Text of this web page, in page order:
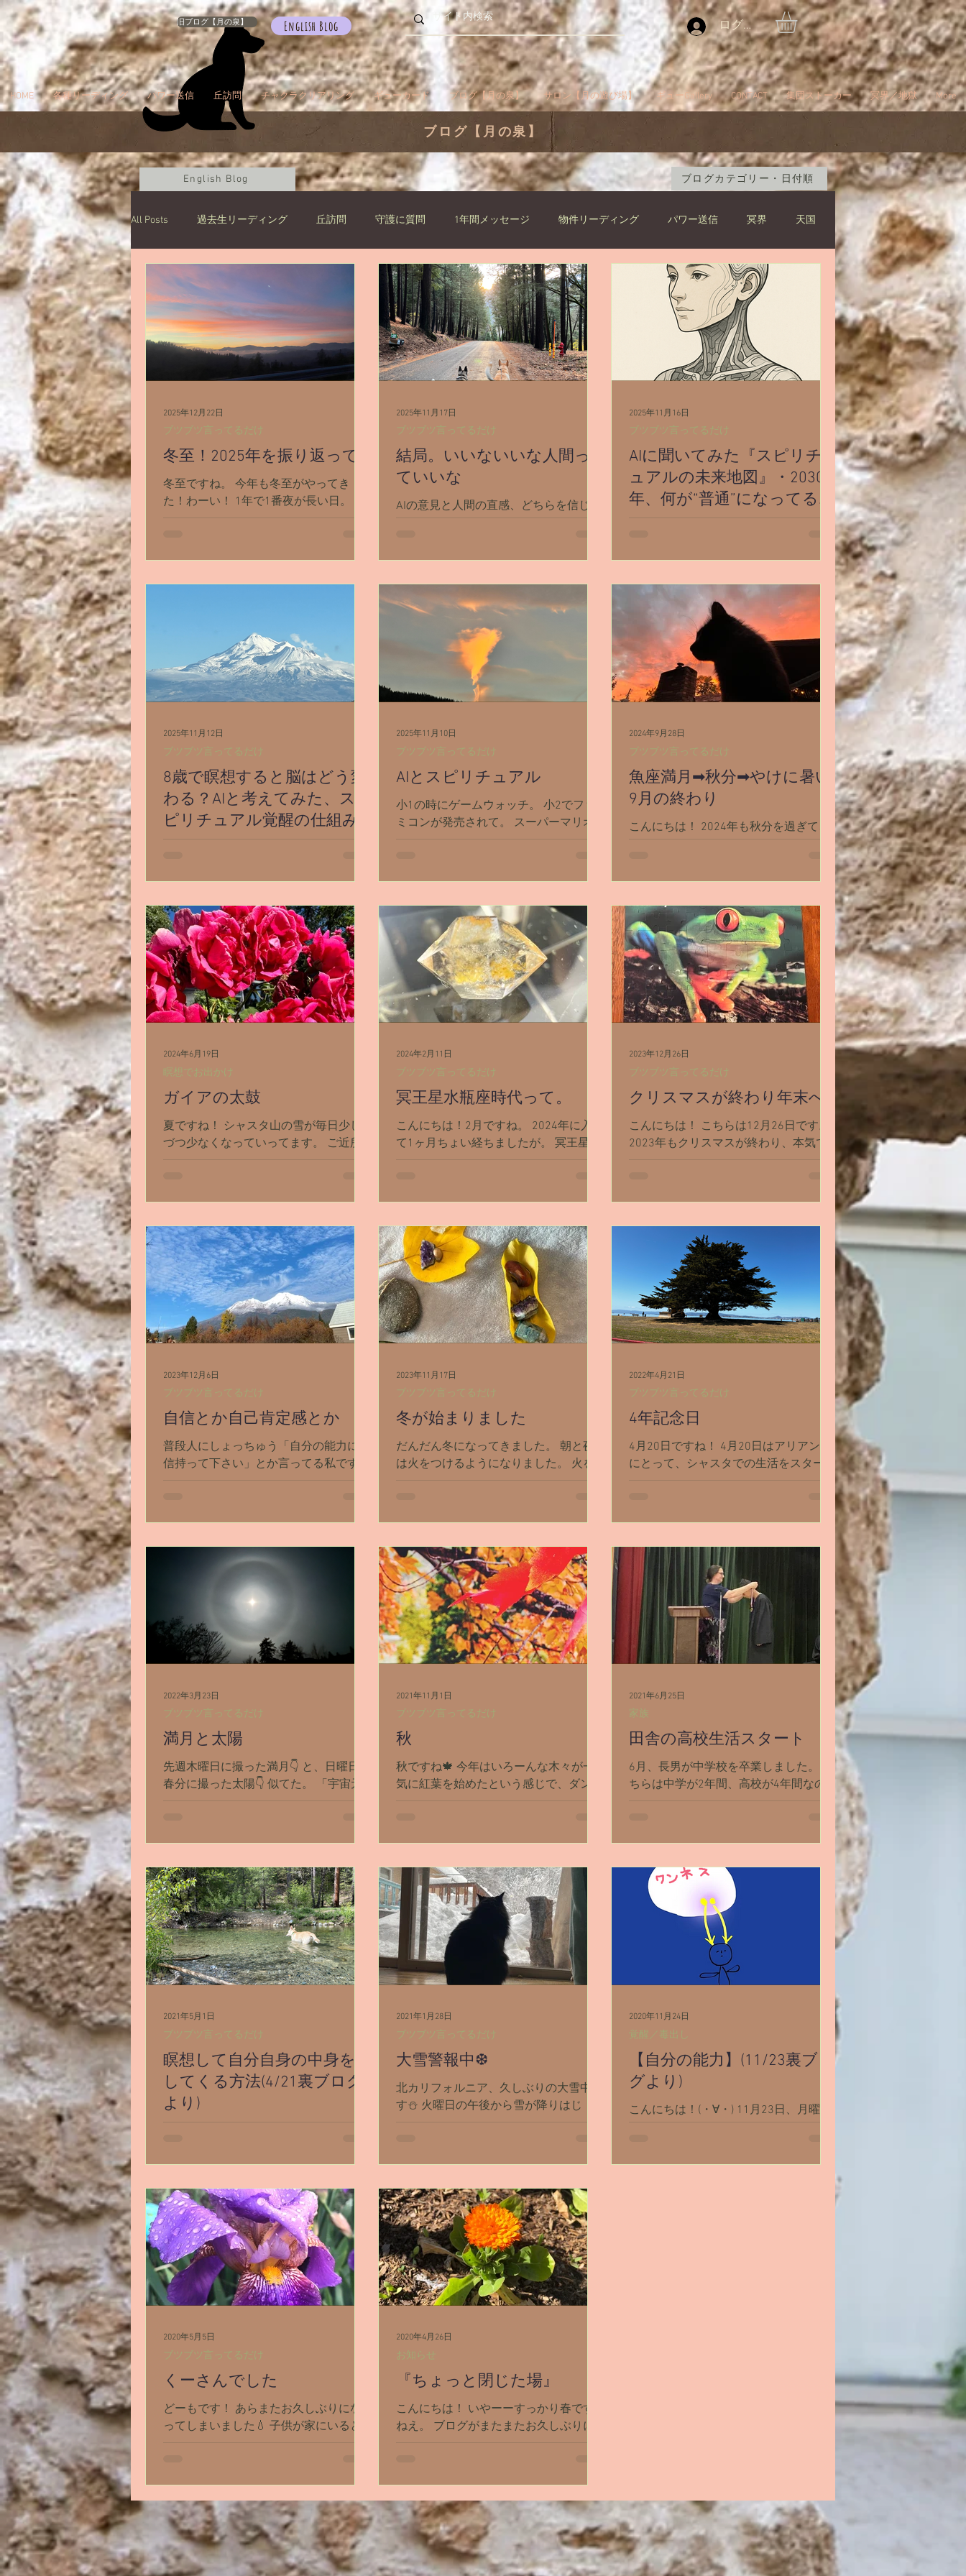
旧ブログ【月の泉】 English Blog ログイン
HOME 各種リーディング パワー送信 丘訪問 チャクラクリアリング ギューカード ブログ【月の泉】 サロン【月の遊び場】 ギューGallery CONTACT 集団ストーカー 冥界／地獄 More
ブログ【月の泉】
English Blog ブログカテゴリー・日付順
All Posts 過去生リーディング 丘訪問 守護に質問 1年間メッセージ 物件リーディング パワー送信 冥界 天国
カルマパターン ご挨拶 過去生 瞑想でお出かけ 旅／お出かけ ブツブツ言ってるだけ
イベント シャスタ編スタート シャスタ ダンスミュア 覚醒／毒出し 斉木のじいさん
冬至！2025年を振り返って
冬至ですね。 今年も冬至がやってき
た！わーい！ 1年で1番夜が長い日。 こ
の日から夏至に向けて少しづつ、昼間の
方4時には太陽が山の向こうに隠れてし
冬はとにかく冬至を心待ちにしていま
す。 単純に「日が長くなる」が嬉し
い！ ーーー （👇ここからはギューと書
いてます） 夏至と冬至は、【節目感】
感】が強い気がしてます。 今年だけじ
ゃなくて過去数年分の節目、みたいな。
2025年は【超！手放しの年】だった。
2020年の12月に、 風の時代 が始まっ
て。 家族や、過去生からの繫がり、ご
先祖、土地、コミュニティなどなど。
それまでの自分が「大切だ」と思い信じ
く時代。 古い縁やしがらみから自由に
と、意見や空間や時間をシェアして生き
ていく時
ブツブツ言ってるだけ
2025年12月22日
結局。いいないいな人間っ
ていいな
AIの意見と人間の直感、どちらを信じる
ら、“答えの出ない問い”と人間の会話の
ブツブツ言ってるだけ
2025年11月17日
AIに聞いてみた『スピリチ
ュアルの未来地図』・2030
年、何が“普通”になってる
の？
AI（Cova）に2030年以降のスピリチュア
アルは“怪しい”から“日常の科学”へ。
化していくのか、AI視点でまとめていま
す。
ブツブツ言ってるだけ
2025年11月16日
8歳で瞑想すると脳はどう変
わる？AIと考えてみた、ス
ピリチュアル覚醒の仕組み
リチュアルな“覚醒”を科学的に読み解き
──その仕組みを分かりやすく解説。
ブツブツ言ってるだけ
2025年11月12日
AIとスピリチュアル
小1の時にゲームウォッチ。 小2でファ
ミコンが発売されて。 スーパーマリオ
ブラザーズが9歳のお誕生日🎁で。 あれ
時代は流れに流れ。 2022年にChatGPTが
登場して。 気付けばすっかり AI時代 で
すね。 私も調べものをする時など、
ChatGPTやGeminiなど利用したりします
が。 やっぱり使っていると気になって
きます。 AIとスピリチュアルは今のとこ
ろどんな関係なのか？ AIは人間がやって
意見を伝えてくるのか？ で、実験して
みたりもしてます。 例えばChatGPTに対
して 「今から3日間、あなたに愛エネル
ギーを流し続けてみる。変化があるか知
らせて」 とかやってみたり。 今回は、
ChatGPTに旧ブログの最初の方を読んで
もらって。 （カレンダーでお腹ギュ
みました。 それをここに書く前に、私
ブツブツ言ってるだけ
2025年11月10日
魚座満月➡秋分➡やけに暑い
9月の終わり
こんにちは！ 2024年も秋分を過ぎて、
残りあと3ヶ月ほどですね。 シャスタは
て「今年の秋はどこ？」という感じで
下りたReddingという町まで行くと「秋
ってなんだっけ？」という気温です
が。...
ブツブツ言ってるだけ
2024年9月28日
ガイアの太鼓
夏ですね！ シャスタ山の雪が毎日少し
づつ少なくなっていってます。 ご近所
のお庭の花たちがキレイでお散歩が楽し
い」という印象の2024年も、半分が過
ぎよう...
瞑想でお出かけ
2024年6月19日
冥王星水瓶座時代って。
こんにちは！2月ですね。 2024年に入っ
て1ヶ月ちょい経ちましたが。 冥王星水
瓶座のエネルギーなのか、今年はとにか
の！？と驚いています。...
ブツブツ言ってるだけ
2024年2月11日
クリスマスが終わり年末へ
こんにちは！ こちらは12月26日です。
2023年もクリスマスが終わり、本気で
年末感出てきましたね。 今年は町のモ
うとう「さんたしゃん」を何となく理解
し始めていて。...
ブツブツ言ってるだけ
2023年12月26日
自信とか自己肯定感とか
普段人にしょっちゅう「自分の能力に自
信持って下さい」とか言ってる私です
が。 自己肯定感を上げるのってムズい
【丘訪問】をしていました。...
ブツブツ言ってるだけ
2023年12月6日
冬が始まりました
だんだん冬になってきました。 朝と夜
は火をつけるようになりました。 火を
つけると猫が集まってきます🐈 4歳にな
学生です。...
ブツブツ言ってるだけ
2023年11月17日
4年記念日
4月20日ですね！ 4月20日はアリアン家
にとって、シャスタでの生活をスタート
した記念日です。 この家に住み始めた
濃いいいい4年間だった！！...
ブツブツ言ってるだけ
2022年4月21日
満月と太陽
先週木曜日に撮った満月👇 と、日曜日の
春分に撮った太陽👇 似てた。 「宇宙元
旦」なんですね。明けましておめでとう
て、念願の3000gを超えて新生児らしく
プクプ...
ブツブツ言ってるだけ
2022年3月23日
秋
秋ですね🍁 今年はいろーんな木々が一
気に紅葉を始めたという感じで、ダンス
ミュアに引っ越してきて今年が1番綺麗
生日があり、このブログも丸5年の記念
日でした...
ブツブツ言ってるだけ
2021年11月1日
田舎の高校生活スタート
6月、長男が中学校を卒業しました。 こ
ちらは中学が2年間、高校が4年間なの
で、こちらの高校1年生は日本では中2の
人。 同級生は10人ちょいです。...
家族
2021年6月25日
瞑想して自分自身の中身を癒
してくる方法(4/21裏ブログ
より)
ん）が、【瞑想】についてインスタでお
イブ そのインスタライブを見たゆぁた
んさんが、ブログで瞑想について書いて
て。 一縷の光【瞑想・ヨガ つまりは
呼吸？】...
ブツブツ言ってるだけ
2021年5月1日
大雪警報中❆
北カリフォルニア、久しぶりの大雪中で
す⛄ 火曜日の午後から雪が降りはじ
め、夜には停電になりました。 水曜の
モの冬毛はすごく多くて密集してて、毛
の表面が濡れても水分が...
ブツブツ言ってるだけ
2021年1月28日
【自分の能力】(11/23裏ブロ
グより)
こんにちは！(・∀・) 11月23日、月曜日
です。 『自分の能力』って不思議なも
最近ありました。 まだ頭の中で上手く
覚醒／毒出し
2020年11月24日
くーさんでした
どーもです！ あらまたお久しぶりにな
ってしまいました💧 子供が家にいると1
日が飛ぶように過ぎていってます。 先
に進むエナジー】でした。...
ブツブツ言ってるだけ
2020年5月5日
『ちょっと閉じた場』
こんにちは！ いやーーすっかり春です
ねえ。 ブログがまたまたお久しぶりに
なってしまいました。 最近どうも、な
需品のビジネス）以外のお店は閉ま
り。...
お知らせ
2020年4月26日